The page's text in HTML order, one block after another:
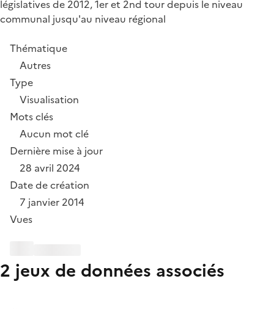
législatives de 2012, 1er et 2nd tour depuis le niveau
communal jusqu'au niveau régional
Thématique
Autres
Type
Visualisation
Mots clés
Aucun mot clé
Dernière mise à jour
28 avril 2024
Date de création
7 janvier 2014
Vues
2 jeux de données associés